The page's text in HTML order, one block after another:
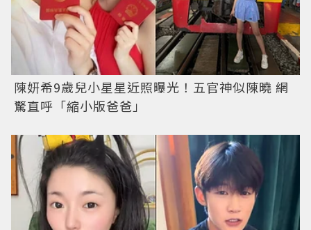
陳妍希9歲兒小星星近照曝光！五官神似陳曉 網
驚直呼「縮小版爸爸」